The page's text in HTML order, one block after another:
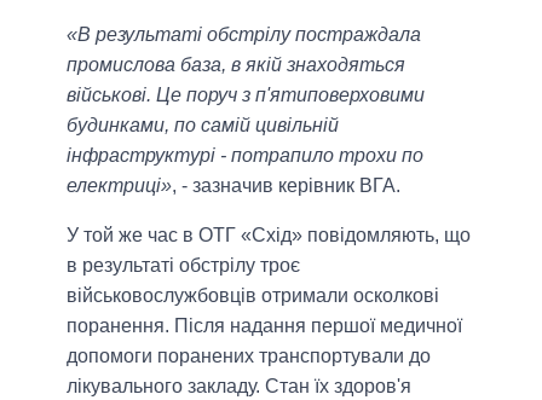
«В результаті обстрілу постраждала
промислова база, в якій знаходяться
військові. Це поруч з п'ятиповерховими
будинками, по самій цивільній
інфраструктурі - потрапило трохи по
електриці», - зазначив керівник ВГА.
У той же час в ОТГ «Схід» повідомляють, що
в результаті обстрілу троє
військовослужбовців отримали осколкові
поранення. Після надання першої медичної
допомоги поранених транспортували до
лікувального закладу. Стан їх здоров'я